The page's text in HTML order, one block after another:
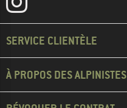
SERVICE CLIENTÈLE
À PROPOS DES ALPINISTES